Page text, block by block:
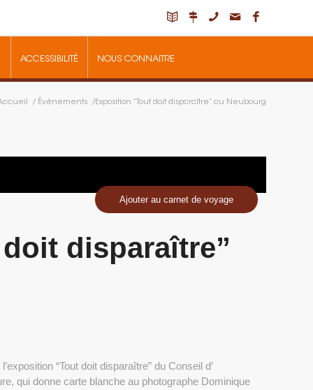
ACCESSIBILITÉ NOUS CONNAITRE
/ Évènements /Exposition “Tout doit disparaître” au Neubourg
disparaître”
Ajouter au carnet de voyage
“Tout doit disparaître” du Conseil d’
qui donne carte blanche au photographe Dominique